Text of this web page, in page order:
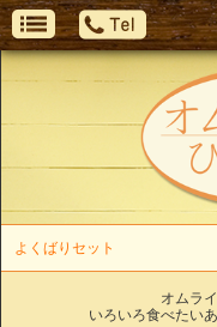
よくばりセット
オムラ
いろいろ食べたい